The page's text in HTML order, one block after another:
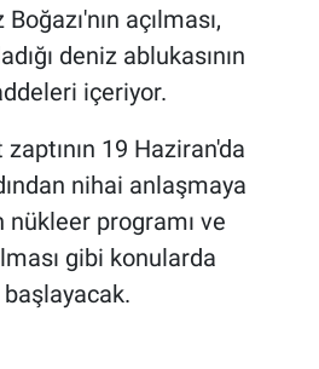
açılması,
deniz ablukasının
içeriyor.
19 Haziran'da
nihai anlaşmaya
nükleer programı ve
gibi konularda